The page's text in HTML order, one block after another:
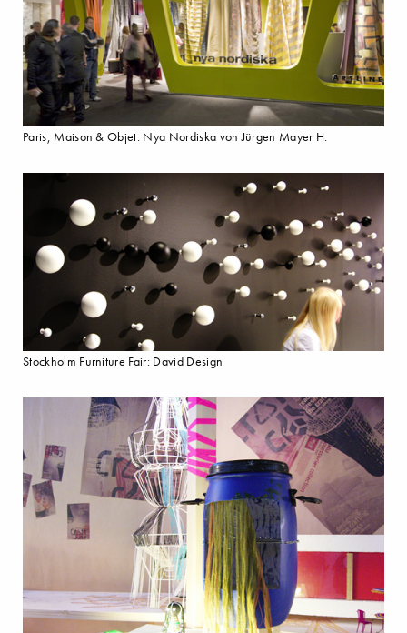
Paris, Maison & Objet: Nya Nordiska von Jürgen Mayer H.
Stockholm Furniture Fair: David Design